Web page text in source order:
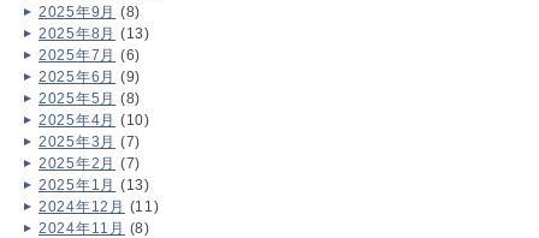
2025年9月 (8)
2025年8月 (13)
2025年7月 (6)
2025年6月 (9)
2025年5月 (8)
2025年4月 (10)
2025年3月 (7)
2025年2月 (7)
2025年1月 (13)
2024年12月 (11)
2024年11月 (8)